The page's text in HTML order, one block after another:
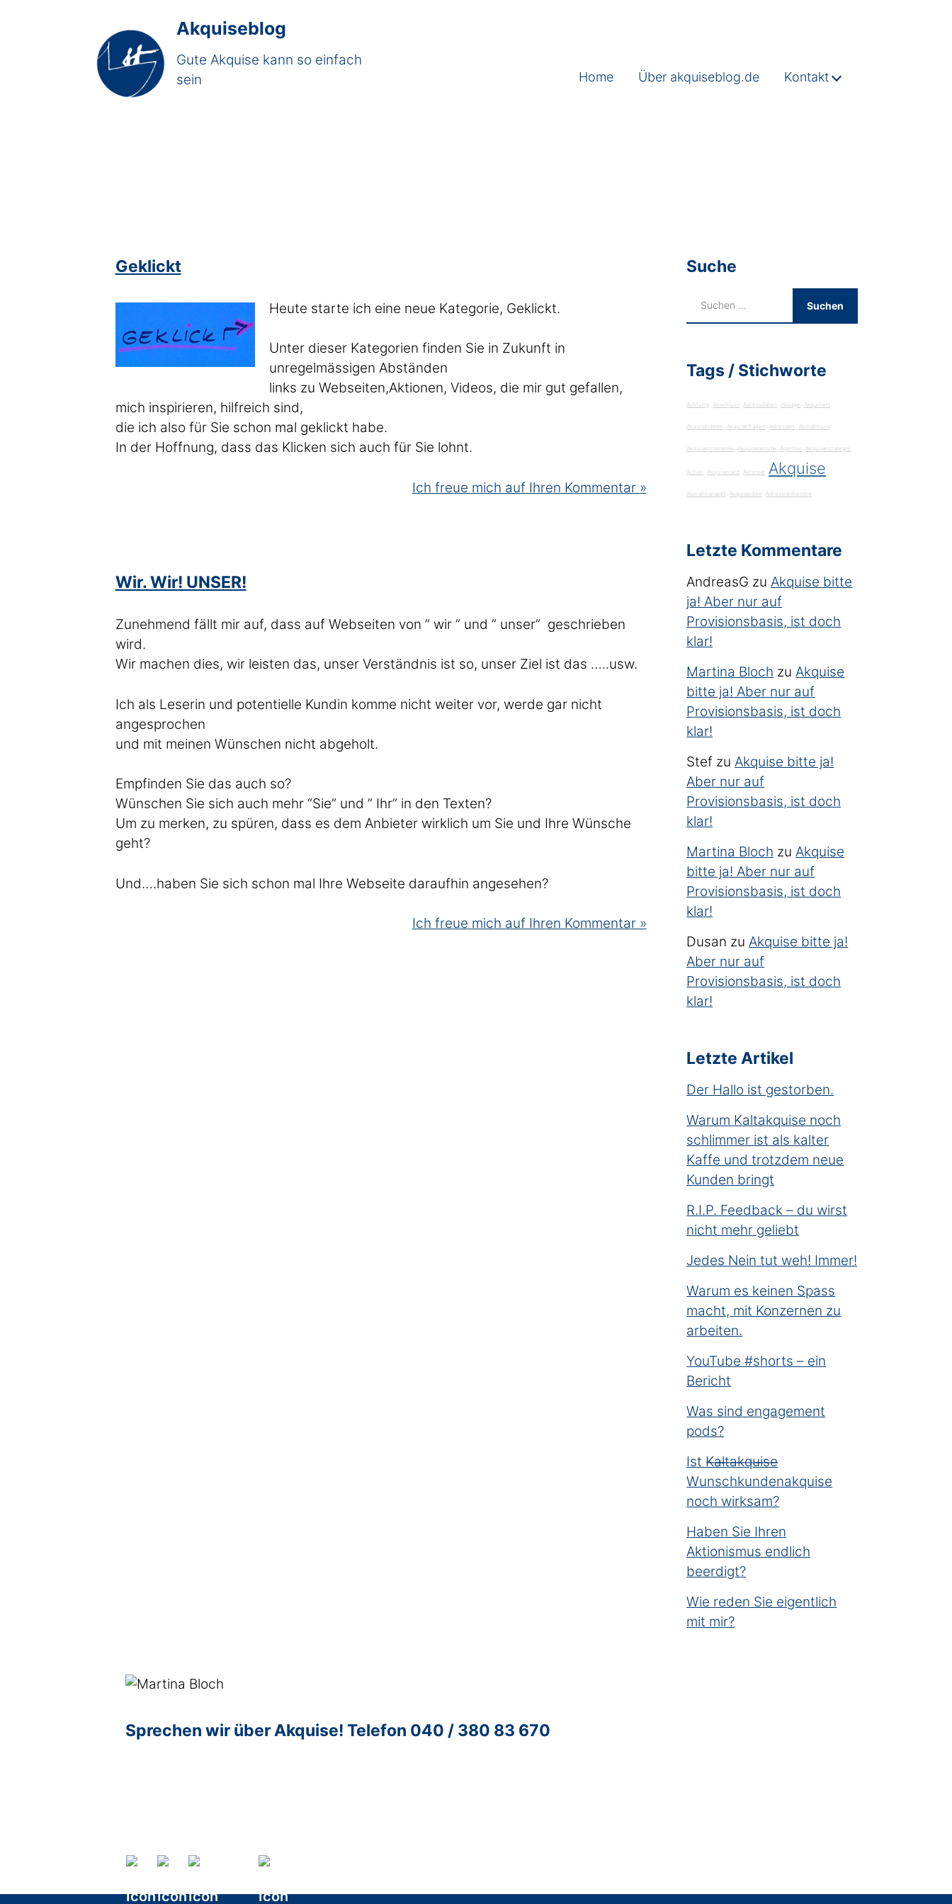
Akquiseblog
Gute Akquise kann so einfach
sein
Home Über akquiseblog.de Kontakt
Geklickt
Heute starte ich eine neue Kategorie, Geklickt.
Unter dieser Kategorien finden Sie in Zukunft in
unregelmässigen Abständen
links zu Webseiten,Aktionen, Videos, die mir gut gefallen,
mich inspirieren, hilfreich sind,
die ich also für Sie schon mal geklickt habe.
In der Hoffnung, dass das Klicken sich auch für Sie lohnt.
Ich freue mich auf Ihren Kommentar »
Wir. Wir! UNSER!
Zunehmend fällt mir auf, dass auf Webseiten von ” wir ” und ” unser” geschrieben
wird.
Wir machen dies, wir leisten das, unser Verständnis ist so, unser Ziel ist das …..usw.
Ich als Leserin und potentielle Kundin komme nicht weiter vor, werde gar nicht
angesprochen
und mit meinen Wünschen nicht abgeholt.
Empfinden Sie das auch so?
Wünschen Sie sich auch mehr “Sie” und ” Ihr” in den Texten?
Um zu merken, zu spüren, dass es dem Anbieter wirklich um Sie und Ihre Wünsche
geht?
Und….haben Sie sich schon mal Ihre Webseite daraufhin angesehen?
Ich freue mich auf Ihren Kommentar »
Suche
Tags / Stichworte
Achtung Abschluss Adressdaten Absage Akquiriert
Akquiseideen Akquisefragen Adressen Abmahnung
Akquiseprobleme Akquiseanrufe Agentur Akquisestrategie
Action Akquisecard Adresse Akquise
Abmahnanwalt Akquiseidee Adressrecherche
Letzte Kommentare
AndreasG zu Akquise bitte
ja! Aber nur auf
Provisionsbasis, ist doch
klar!
Martina Bloch zu Akquise
bitte ja! Aber nur auf
Provisionsbasis, ist doch
klar!
Stef zu Akquise bitte ja!
Aber nur auf
Provisionsbasis, ist doch
klar!
Martina Bloch zu Akquise
bitte ja! Aber nur auf
Provisionsbasis, ist doch
klar!
Dusan zu Akquise bitte ja!
Aber nur auf
Provisionsbasis, ist doch
klar!
Letzte Artikel
Der Hallo ist gestorben.
Warum Kaltakquise noch
schlimmer ist als kalter
Kaffe und trotzdem neue
Kunden bringt
R.I.P. Feedback – du wirst
nicht mehr geliebt
Jedes Nein tut weh! Immer!
Warum es keinen Spass
macht, mit Konzernen zu
arbeiten.
YouTube #shorts – ein
Bericht
Was sind engagement
pods?
Ist K̶a̶l̶t̶a̶k̶q̶u̶i̶s̶e̶
Wunschkundenakquise
noch wirksam?
Haben Sie Ihren
Aktionismus endlich
beerdigt?
Wie reden Sie eigentlich
mit mir?
Sprechen wir über Akquise! Telefon 040 / 380 83 670